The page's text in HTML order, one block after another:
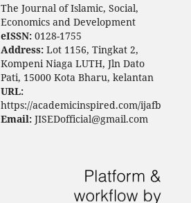
The Journal of Islamic, Social,
Economics and Development
eISSN:0128-1755
Address:Lot 1156, Tingkat 2,
Kompeni Niaga LUTH, Jln Dato
Pati, 15000 Kota Bharu, kelantan
URL:
https://academicinspired.com/ijafb
Email:JISEDofficial@gmail.com